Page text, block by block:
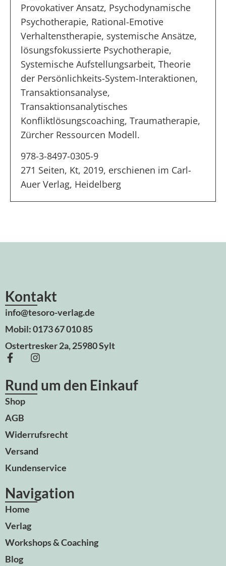
Provokativer Ansatz, Psychodynamische
Psychotherapie, Rational-Emotive
Verhaltenstherapie, systemische Ansätze,
lösungsfokussierte Psychotherapie,
Systemische Aufstellungsarbeit, Theorie
der Persönlichkeits-System-Interaktionen,
Transaktionsanalyse,
Transaktionsanalytisches
Konfliktlösungscoaching, Traumatherapie,
Zürcher Ressourcen Modell.
978-3-8497-0305-9
271 Seiten, Kt, 2019, erschienen im Carl-
Auer Verlag, Heidelberg
Kontakt
info@tesoro-verlag.de
Mobil: 0173 67 010 85
Ostertresker 2a, 25980 Sylt
Rund um den Einkauf
Shop
AGB
Widerrufsrecht
Versand
Kundenservice
Navigation
Home
Verlag
Workshops & Coaching
Blog